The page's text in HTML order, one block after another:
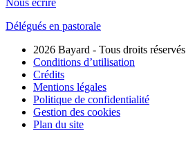
Délégués en pastorale
2026 Bayard - Tous droits réservés
Conditions d’utilisation
Crédits
Mentions légales
Politique de confidentialité
Gestion des cookies
Plan du site